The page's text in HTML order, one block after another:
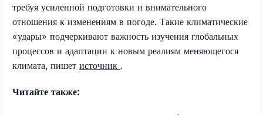
требуя усиленной подготовки и внимательного
отношения к изменениям в погоде. Такие климатические
«удары» подчеркивают важность изучения глобальных
процессов и адаптации к новым реалиям меняющегося
климата, пишет источник .
Читайте также: